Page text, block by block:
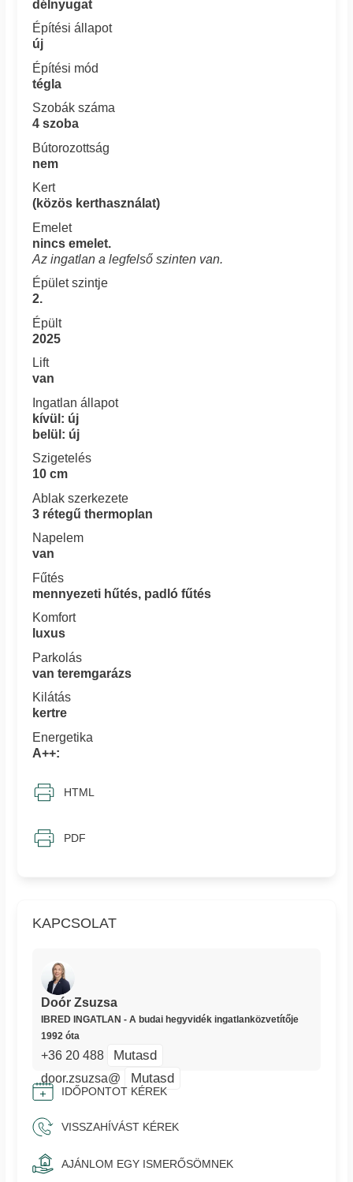
KAPCSOLAT
Doór Zsuzsa
IBRED INGATLAN - A budai hegyvidék ingatlanközvetítője
1992 óta
+36 20 488 Mutasd
door.zsuzsa@ Mutasd
IDŐPONTOT KÉREK
VISSZAHÍVÁST KÉREK
AJÁNLOM EGY ISMERŐSÖMNEK
délnyugat
Építési állapot
új
Építési mód
tégla
Szobák száma
4 szoba
Bútorozottság
nem
Kert
(közös kerthasználat)
Emelet
nincs emelet.
Az ingatlan a legfelső szinten van.
Épület szintje
2.
Épült
2025
Lift
van
Ingatlan állapot
kívül: új
belül: új
Szigetelés
10 cm
Ablak szerkezete
3 rétegű thermoplan
Napelem
van
Fűtés
mennyezeti hűtés, padló fűtés
Komfort
luxus
Parkolás
van teremgarázs
Kilátás
kertre
Energetika
A++:
HTML
PDF